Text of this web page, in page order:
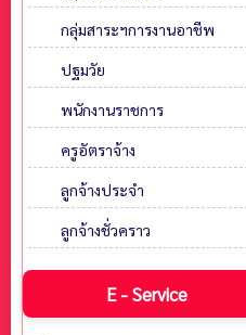
กลุ่มสาระฯการงานอาชีพ
ปฐมวัย
พนักงานราชการ
ครูอัตราจ้าง
ลูกจ้างประจำ
ลูกจ้างชั่วคราว
E - Service